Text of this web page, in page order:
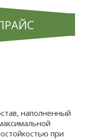
наполненный
при